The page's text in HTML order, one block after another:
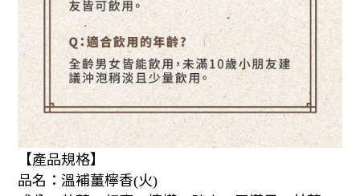
【產品規格】
品名： 溫補薑檸香(火)